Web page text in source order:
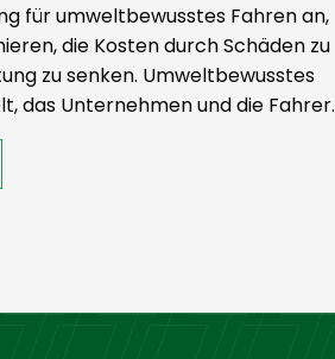
für umweltbewusstes Fahren an,
die Kosten durch Schäden zu
zu senken. Umweltbewusstes
das Unternehmen und die Fahrer.